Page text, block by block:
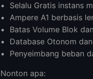
Selalu Gratis instans
Ampere A1 berbasis
Batas Volume Blok
Database Otonom
Penyeimbang beban
Nonton apa: